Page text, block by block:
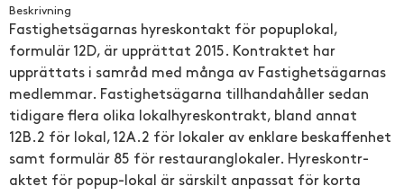
Beskrivning
Fastighets­ägarnas hyreskonta­kt för popuplokal,
formulär 12D, är upprättat 2015. Kontraktet har
upprättats i samråd med många av Fastighets­ägarnas
medlemmar. Fastighets­ägarna tillhandah­åller sedan
tidigare flera olika lokalhyres­kontrakt, bland annat
12B.2 för lokal, 12A.2 för lokaler av enklare beskaffenh­et
samt formulär 85 för restaurang­lokaler. Hyreskontr­
aktet för popup-lokal är särskilt anpassat för korta